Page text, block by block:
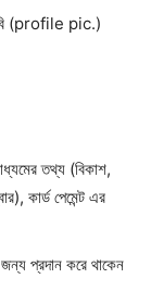
(profile pic.)
তথ্য (বিকাশ,
কার্ড পেমেন্ট এর
প্রদান করে থাকেন